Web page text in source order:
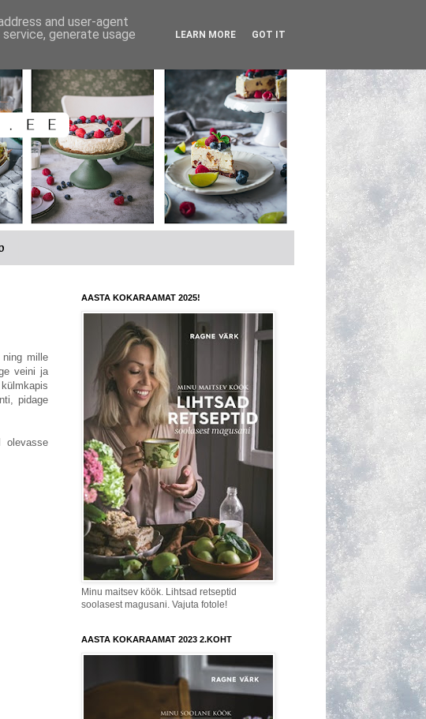
mille
veini ja
pidage
olevasse
AASTA KOKARAAMAT 2025!
Minu maitsev köök. Lihtsad retseptid
soolasest magusani. Vajuta fotole!
AASTA KOKARAAMAT 2023 2.KOHT
and user-agent
generate usage
LEARN MORE GOT IT